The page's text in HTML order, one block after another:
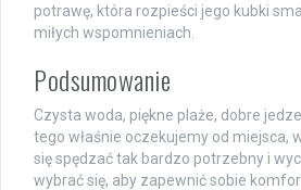
potrawę, która rozpieści jego kubki
miłych wspomnieniach.
Podsumowanie
Czysta woda, piękne plaże, dobre
tego właśnie oczekujemy od miejsca,
się spędzać tak bardzo potrzebny i
wybrać się, aby zapewnić sobie